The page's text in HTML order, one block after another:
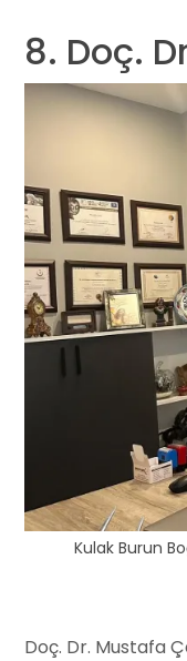
8. Doç.
Kulak Burun
Doç. Dr. Mustafa